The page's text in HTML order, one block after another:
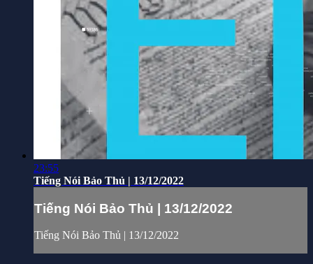
23:55
Tiếng Nói Bảo Thủ | 13/12/2022
Tiếng Nói Bảo Thủ | 13/12/2022
Tiếng Nói Bảo Thủ | 13/12/2022